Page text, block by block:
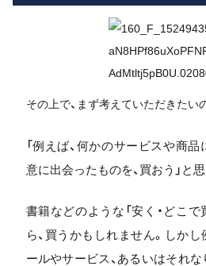
その上で、まず考えていただきたい
「例えば、何かのサービスや商
意に出会ったものを、買おう」と
書籍などのような「安く・どこで
ら、買うかもしれません。しか
ールやサービス、あるいはそれ